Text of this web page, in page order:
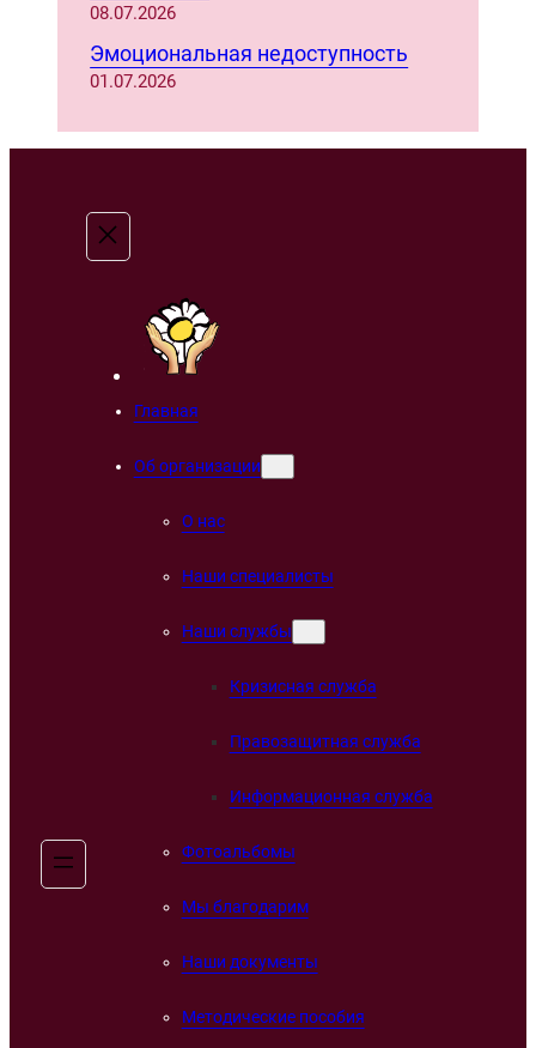
08.07.2026
Эмоциональная недоступность
01.07.2026
Главная
Об организации
О нас
Наши специалисты
Наши службы
Кризисная служба
Правозащитная служба
Информационная служба
Фотоальбомы
Мы благодарим
Наши документы
Методические пособия